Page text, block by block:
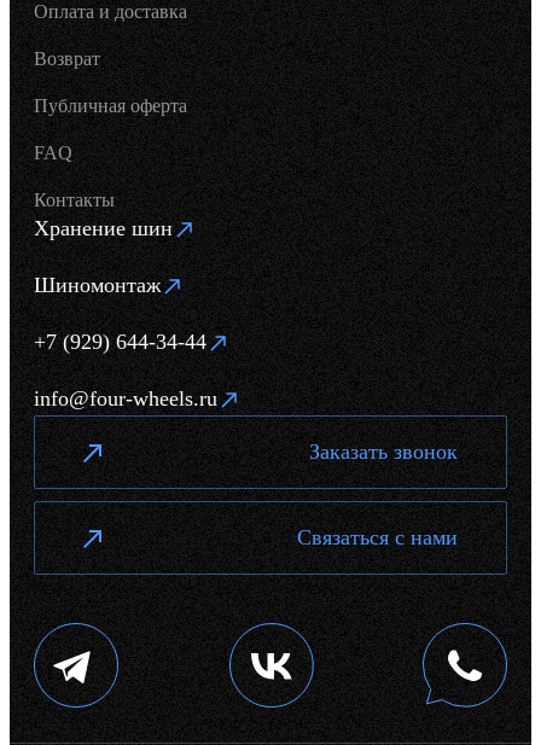
Оплата и доставка
Возврат
Публичная оферта
FAQ
Контакты
Хранение шин
Шиномонтаж
+7 (929) 644-34-44
info@four-wheels.ru
Заказать звонок
Связаться с нами